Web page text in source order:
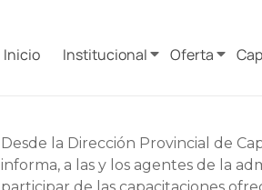
Inicio Institucional Oferta
Desde la Dirección Provincial de
informa, a las y los agentes de la